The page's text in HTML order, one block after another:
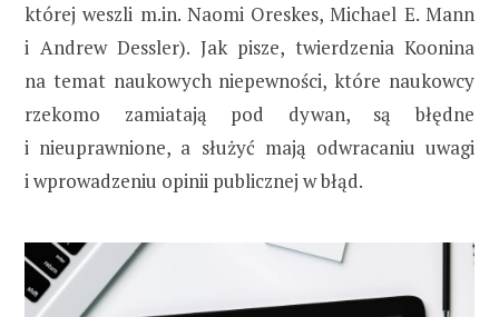
której weszli m.in. Naomi Oreskes, Michael E. Mann
i Andrew Dessler). Jak pisze, twierdzenia Koonina
na temat naukowych niepewności, które naukowcy
rzekomo zamiatają pod dywan, są błędne
i nieuprawnione, a służyć mają odwracaniu uwagi
i wprowadzeniu opinii publicznej w błąd.